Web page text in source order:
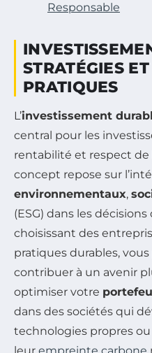
Responsable
STRATÉGIES
PRATIQUES
L’investissement
central pour les
rentabilité et respect de
concept repose sur
environnementaux,
(ESG) dans les
choisissant des
pratiques durables,
contribuer à un avenir
optimiser votre
dans des sociétés qui
technologies propres